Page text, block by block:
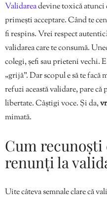
Validareadevine toxică atunci
primești acceptare. Când te
fi respins. Vrei respect
validarea care te consumă.
colegi, șefi sau prieteni vechi.
„grijă”. Dar scopul e să te facă
refuzi această validare, pare
libertate. Câștigi voce. Și da,
mimată.
Cum recunoști
renunți la
Uite câteva semnale clare că